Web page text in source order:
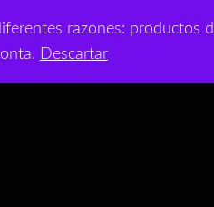
razones: productos
Descartar
¡NUEVO!